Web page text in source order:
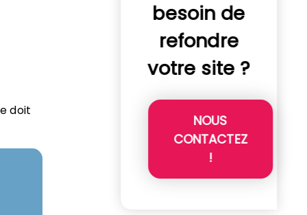
doit
besoin de
refondre
votre site ?
NOUS
CONTACTEZ
!